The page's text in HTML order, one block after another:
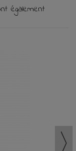
également